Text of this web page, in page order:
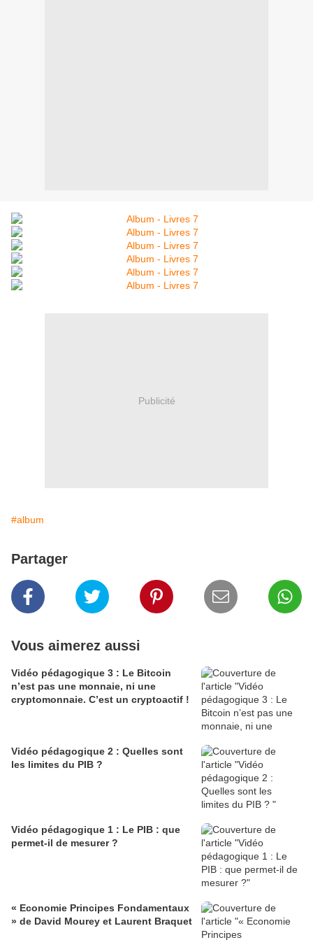
Publicité
#album
Partager
Vous aimerez aussi
Vidéo pédagogique 3 : Le Bitcoin
n’est pas une monnaie, ni une
cryptomonnaie. C’est un cryptoactif !
Vidéo pédagogique 2 : Quelles sont
les limites du PIB ?
Vidéo pédagogique 1 : Le PIB : que
permet-il de mesurer ?
« Economie Principes Fondamentaux
» de David Mourey et Laurent Braquet